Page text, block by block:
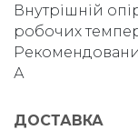
Внутрішній
робочих
А
ДОСТАВКА